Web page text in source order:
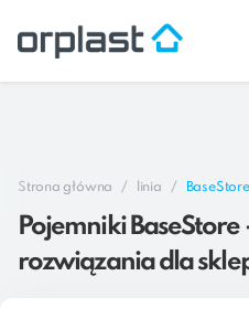
Strona główna linia BaseStore
Pojemniki
rozwiązania dla